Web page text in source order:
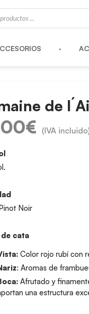
de
€ (IVA
Noir
cata
Color rojo rubí con
: Aromas de
Afrutado y
una estructura